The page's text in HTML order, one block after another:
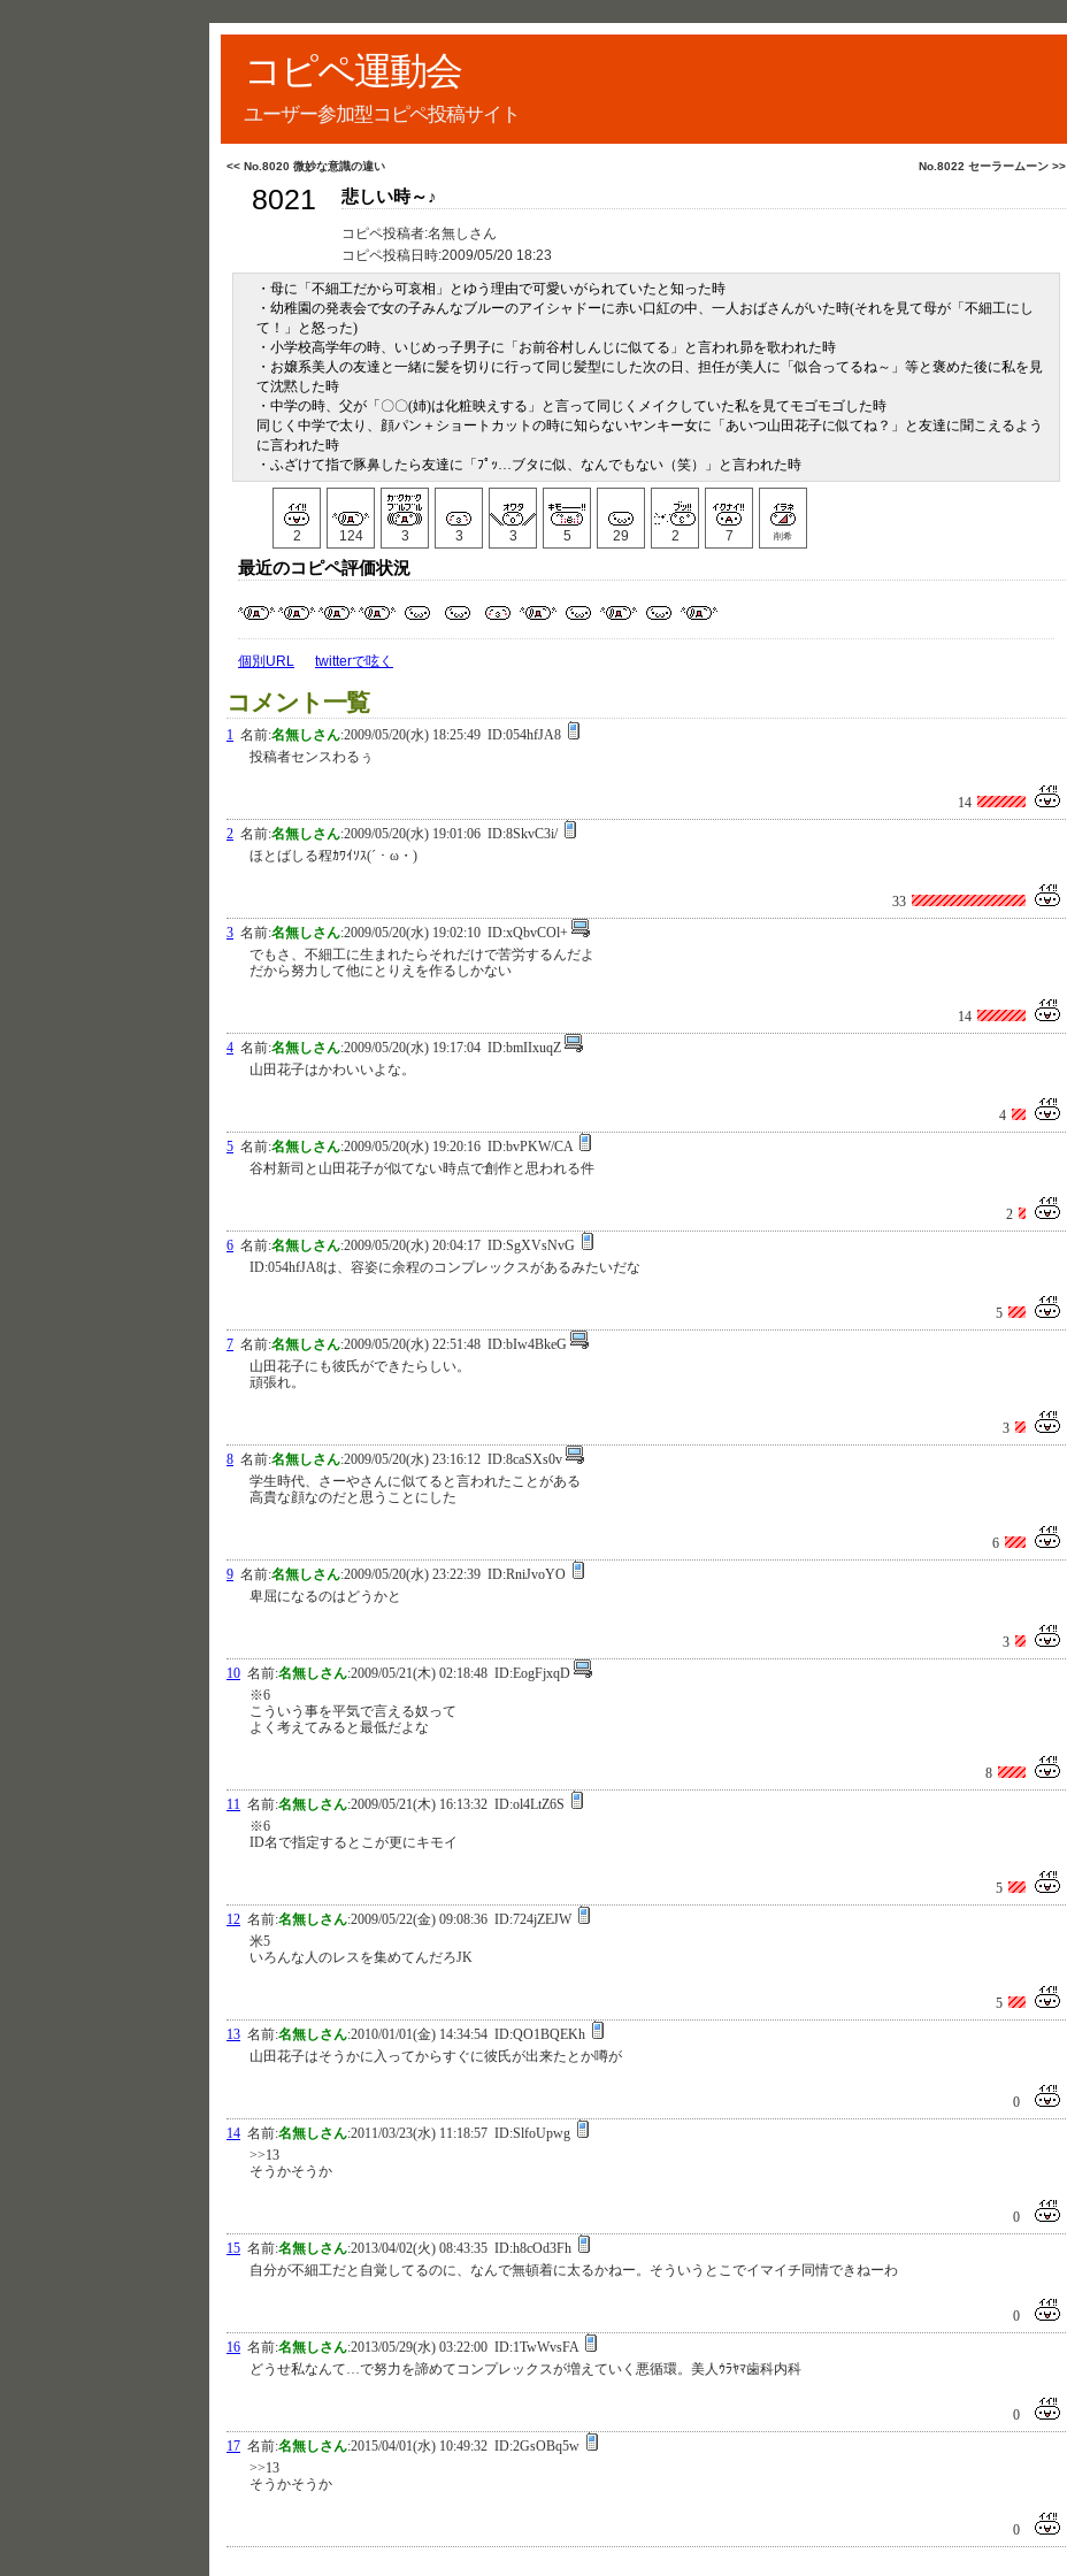
コピペ運動会
ユーザー参加型コピペ投稿サイト
No.8022 セーラームーン >>
<< No.8020 微妙な意識の違い
8021 悲しい時～♪
コピペ投稿者:名無しさん
コピペ投稿日時:2009/05/20 18:23
・母に「不細工だから可哀相」とゆう理由で可愛いがられていたと知った時
・幼稚園の発表会で女の子みんなブルーのアイシャドーに赤い口紅の中、一人おばさんがいた時(それを見て母が「不細工にし
て！」と怒った)
・小学校高学年の時、いじめっ子男子に「お前谷村しんじに似てる」と言われ昴を歌われた時
・お嬢系美人の友達と一緒に髪を切りに行って同じ髪型にした次の日、担任が美人に「似合ってるね～」等と褒めた後に私を見
て沈黙した時
・中学の時、父が「〇〇(姉)は化粧映えする」と言って同じくメイクしていた私を見てモゴモゴした時
同じく中学で太り、顔パン＋ショートカットの時に知らないヤンキー女に「あいつ山田花子に似てね？」と友達に聞こえるよう
に言われた時
・ふざけて指で豚鼻したら友達に「ﾌﾟｯ…ブタに似、なんでもない（笑）」と言われた時
2 124 3 3 3 5 29 2 7 削希
最近のコピペ評価状況
個別URL twitterで呟く
コメント一覧
1 名前:名無しさん:2009/05/20(水) 18:25:49 ID:054hfJA8
投稿者センスわるぅ
14
2 名前:名無しさん:2009/05/20(水) 19:01:06 ID:8SkvC3i/
ほとばしる程ｶﾜｲｿｽ(´・ω・)
33
3 名前:名無しさん:2009/05/20(水) 19:02:10 ID:xQbvCOl+
でもさ、不細工に生まれたらそれだけで苦労するんだよ
だから努力して他にとりえを作るしかない
14
4 名前:名無しさん:2009/05/20(水) 19:17:04 ID:bmIIxuqZ
山田花子はかわいいよな。
4
5 名前:名無しさん:2009/05/20(水) 19:20:16 ID:bvPKW/CA
谷村新司と山田花子が似てない時点で創作と思われる件
2
6 名前:名無しさん:2009/05/20(水) 20:04:17 ID:SgXVsNvG
ID:054hfJA8は、容姿に余程のコンプレックスがあるみたいだな
5
7 名前:名無しさん:2009/05/20(水) 22:51:48 ID:bIw4BkeG
山田花子にも彼氏ができたらしい。
頑張れ。
3
8 名前:名無しさん:2009/05/20(水) 23:16:12 ID:8caSXs0v
学生時代、さーやさんに似てると言われたことがある
高貴な顔なのだと思うことにした
6
9 名前:名無しさん:2009/05/20(水) 23:22:39 ID:RniJvoYO
卑屈になるのはどうかと
3
10 名前:名無しさん:2009/05/21(木) 02:18:48 ID:EogFjxqD
※6
こういう事を平気で言える奴って
よく考えてみると最低だよな
8
11 名前:名無しさん:2009/05/21(木) 16:13:32 ID:ol4LtZ6S
※6
ID名で指定するとこが更にキモイ
5
12 名前:名無しさん:2009/05/22(金) 09:08:36 ID:724jZEJW
米5
いろんな人のレスを集めてんだろJK
5
13 名前:名無しさん:2010/01/01(金) 14:34:54 ID:QO1BQEKh
山田花子はそうかに入ってからすぐに彼氏が出来たとか噂が
0
14 名前:名無しさん:2011/03/23(水) 11:18:57 ID:SlfoUpwg
>>13
そうかそうか
0
15 名前:名無しさん:2013/04/02(火) 08:43:35 ID:h8cOd3Fh
自分が不細工だと自覚してるのに、なんで無頓着に太るかねー。そういうとこでイマイチ同情できねーわ
0
16 名前:名無しさん:2013/05/29(水) 03:22:00 ID:1TwWvsFA
どうせ私なんて…で努力を諦めてコンプレックスが増えていく悪循環。美人ｳﾗﾔﾏ歯科内科
0
17 名前:名無しさん:2015/04/01(水) 10:49:32 ID:2GsOBq5w
>>13
そうかそうか
0